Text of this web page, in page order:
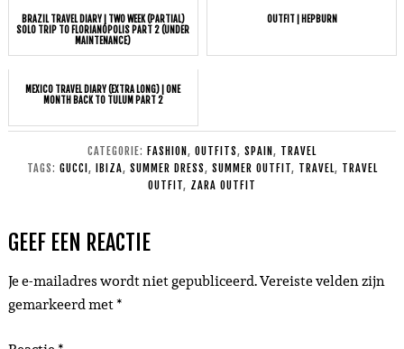
BRAZIL TRAVEL DIARY | TWO WEEK (PARTIAL)
SOLO TRIP TO FLORIANÓPOLIS PART 2 (UNDER
MAINTENANCE)
OUTFIT | HEPBURN
MEXICO TRAVEL DIARY (EXTRA LONG) | ONE
MONTH BACK TO TULUM PART 2
CATEGORIE: FASHION , OUTFITS, SPAIN , TRAVEL
TAGS: GUCCI , IBIZA, SUMMER DRESS, SUMMER OUTFIT, TRAVEL, TRAVEL
OUTFIT, ZARA OUTFIT
GEEF EEN REACTIE
Je e-mailadres wordt niet gepubliceerd.Vereiste velden zijn
gemarkeerd met*